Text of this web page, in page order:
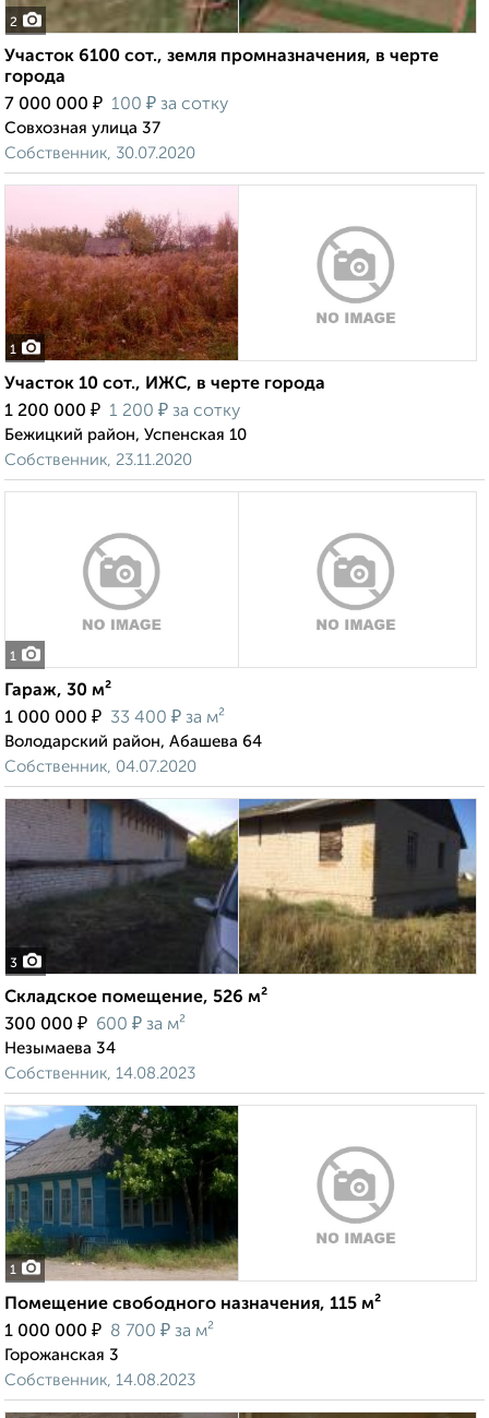
2
Участок 6100 сот., земля промназначения, в черте
города
7 000 000 ₽ 100 ₽ за сотку
Совхозная улица 37
Собственник, 30.07.2020
1
Участок 10 сот., ИЖС, в черте города
1 200 000 ₽ 1 200 ₽ за сотку
Бежицкий район, Успенская 10
Собственник, 23.11.2020
1
Гараж, 30 м²
1 000 000 ₽ 33 400 ₽ за м²
Володарский район, Абашева 64
Собственник, 04.07.2020
3
Складское помещение, 526 м²
300 000 ₽ 600 ₽ за м²
Незымаева 34
Собственник, 14.08.2023
1
Помещение свободного назначения, 115 м²
1 000 000 ₽ 8 700 ₽ за м²
Горожанская 3
Собственник, 14.08.2023